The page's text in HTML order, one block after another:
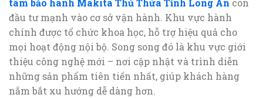
đầu tư mạnh vào cơ sở vận hành. Khu vực hành
chính được tổ chức khoa học, hỗ trợ hiệu quả cho
mọi hoạt động nội bộ. Song song đó là khu vực giới
thiệu công nghệ mới – nơi cập nhật và trình diễn
những sản phẩm tiên tiến nhất, giúp khách hàng
nắm bắt xu hướng dễ dàng hơn.